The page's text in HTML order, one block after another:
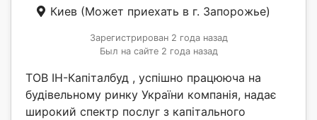
Киев (Может приехать в г. Запорожье)
Зарегистрирован 2 года назад
Был на сайте 2 года назад
ТОВ ІН-Капіталбуд , успішно працююча на
будівельному ринку України компанія, надає
широкий спектр послуг з капітального